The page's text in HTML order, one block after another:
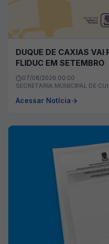
DUQUE DE CAXIAS VAI
FLIDUC EM SETEMBRO
07/08/2026 00:00
SECRETARIA MUNICIPAL DE
Acessar Notícia